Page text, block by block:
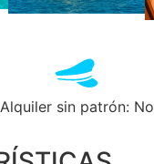
Alquiler sin patrón: No